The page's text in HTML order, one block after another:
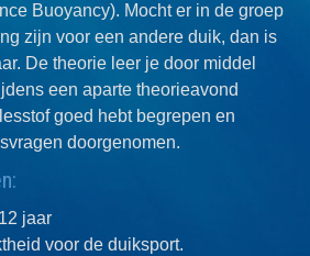
Buoyancy). Mocht er in de groep
zijn voor een andere duik, dan is
De theorie leer je door middel
een aparte theorieavond
goed hebt begrepen en
doorgenomen.
jaar
voor de duiksport.